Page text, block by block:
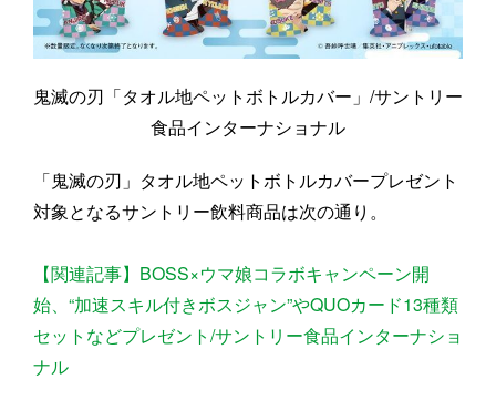
鬼滅の刃「タオル地ペットボトルカバー」/サントリー
食品インターナショナル
「鬼滅の刃」タオル地ペットボトルカバープレゼント
対象となるサントリー飲料商品は次の通り。
【関連記事】BOSS×ウマ娘コラボキャンペーン開
始、“加速スキル付きボスジャン”やQUOカード13種類
セットなどプレゼント/サントリー食品インターナショ
ナル